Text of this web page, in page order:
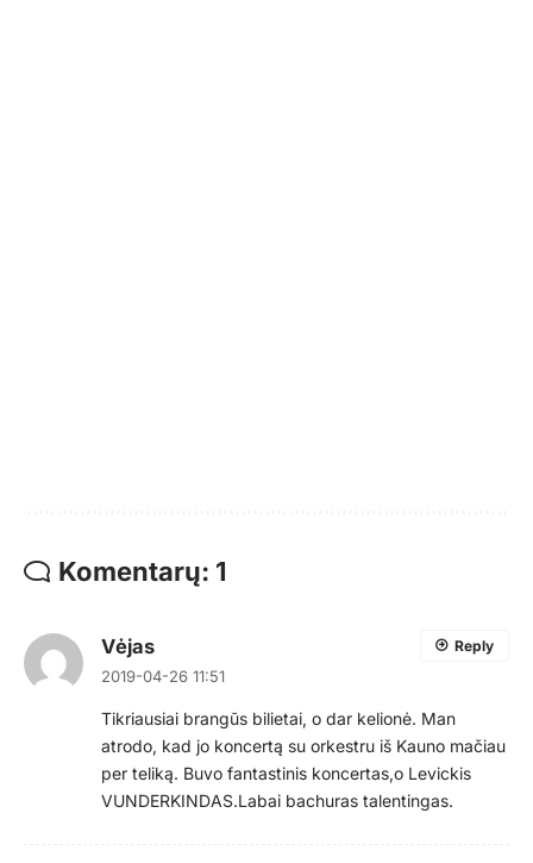
Komentarų: 1
Vėjas
2019-04-26 11:51
Tikriausiai brangūs bilietai, o dar kelionė. Man
atrodo, kad jo koncertą su orkestru iš Kauno mačiau
per teliką. Buvo fantastinis koncertas,o Levickis
VUNDERKINDAS.Labai bachuras talentingas.
Reply